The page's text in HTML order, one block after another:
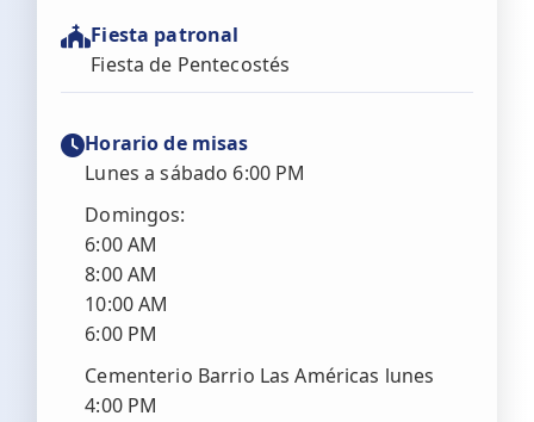
Fiesta patronal
Fiesta de Pentecostés
Horario de misas
Lunes a sábado 6:00 PM
Domingos:
6:00 AM
8:00 AM
10:00 AM
6:00 PM
Cementerio Barrio Las Américas lunes
4:00 PM